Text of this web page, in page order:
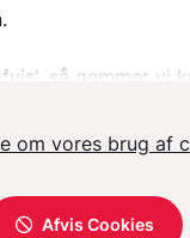
evt. med
eller kort
hjælpemuligheder